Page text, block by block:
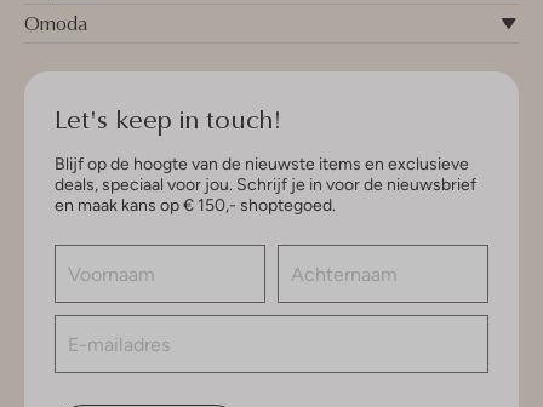
Omoda
Let's keep in touch!
Blijf op de hoogte van de nieuwste items en exclusieve
deals, speciaal voor jou. Schrijf je in voor de nieuwsbrief
en maak kans op € 150,- shoptegoed.